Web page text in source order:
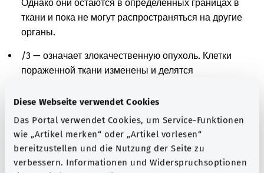
Diese Webseite verwendet Cookies
Das Portal verwendet Cookies, um Service-Funktionen
wie „Artikel merken“ oder „Artikel vorlesen“
bereitzustellen und die Nutzung der Seite zu
verbessern. Informationen und Widerspruchsoptionen
Однако они остаются в определенных границах в
ткани и пока не могут распространяться на другие
органы.
/3 — означает злокачественную опухоль. Клетки
пораженной ткани изменены и делятся
окружающие ткани и распространяться по
организму.
/6 — означает метастазы. При этом раковые клетки
из первоначального очага распространились в
другие части тела и размножились там.